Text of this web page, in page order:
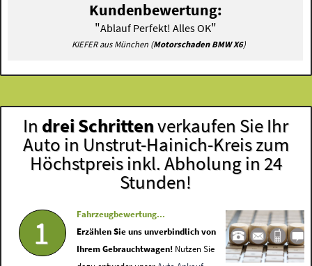
Kundenbewertung:
"Ablauf Perfekt! Alles OK"
KIEFER aus München (Motorschaden BMW X6)
In drei Schrittenverkaufen Sie Ihr
Auto in Unstrut-Hainich-Kreis zum
Höchstpreis inkl. Abholung in 24
Stunden!
1
Fahrzeugbewertung...
Erzählen Sie uns unverbindlich von
Ihrem Gebrauchtwagen! Nutzen Sie